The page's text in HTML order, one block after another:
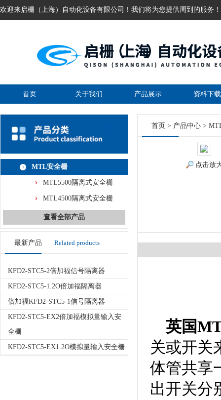
欢迎来启栅（上海）自动化设备有限公司！我们将为您提供周到的服务！
首页 关于我们 产品展示 资料下载
MTL安全栅
MTL5500隔离式安全栅
MTL4500隔离式安全栅
查看全部产品
最新产品 Related products
KFD2-STC5-2倍加福信号隔离器
KFD2-STC5-1.2O倍加福隔离器
倍加福KFD2-STC5-1信号隔离器
KFD2-STC5-EX2倍加福模拟量输入安
全栅
KFD2-STC5-EX1.2O模拟量输入安全栅
首页 > 产品中心 >
点击放
英国
关或开关
体管共享
出开关分